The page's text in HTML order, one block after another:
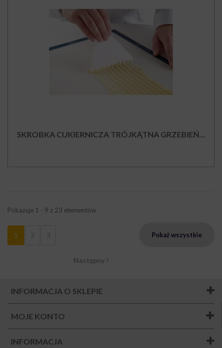
SKROBKA CUKIERNICZA TRÓJKĄTNA GRZEBIEŃ...
Pokaż wszystkie
1 2 3
Następny
Pokazuje 1 - 9 z 23 elementów
INFORMACJA O SKLEPIE
MOJE KONTO
INFORMACJA